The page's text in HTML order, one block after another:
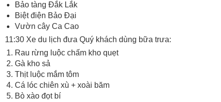
Bảo tàng Đắk Lắk
Biệt điện Bảo Đại
Vườn cây Ca Cao
11:30 Xe du lịch đưa Quý khách dùng bữa trưa:
Rau rừng luộc chấm kho quẹt
Gà kho sả
Thịt luộc mắm tôm
Cá lóc chiên xù + xoài băm
Bò xào đọt bí